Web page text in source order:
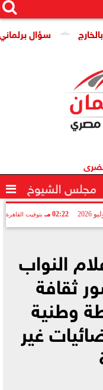
سؤال برلماني
مجلس الشيوخ 
02:22 مـ بتوقيت القاهرة
النواب
ثقافة
وطنية
غير